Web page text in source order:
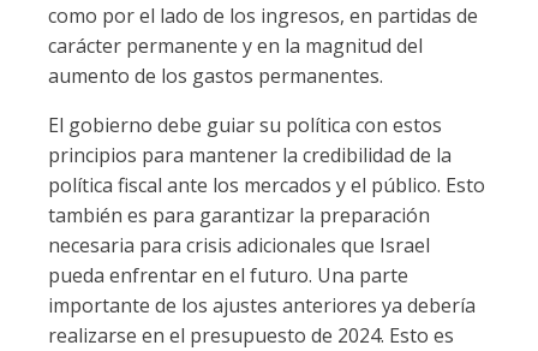
como por el lado de los ingresos, en partidas de
carácter permanente y en la magnitud del
aumento de los gastos permanentes.
El gobierno debe guiar su política con estos
principios para mantener la credibilidad de la
política fiscal ante los mercados y el público. Esto
también es para garantizar la preparación
necesaria para crisis adicionales que Israel
pueda enfrentar en el futuro. Una parte
importante de los ajustes anteriores ya debería
realizarse en el presupuesto de 2024. Esto es